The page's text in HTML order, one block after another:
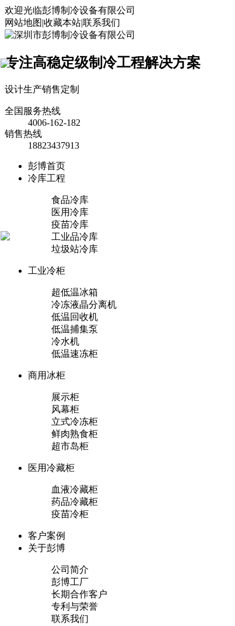
欢迎光临彭博制冷设备有限公司
网站地图|收藏本站|联系我们
专注高稳定级制冷工程解决方案
设计生产销售定制
全国服务热线
4006-162-182
销售热线
18823437913
彭博首页
冷库工程
食品冷库
医用冷库
疫苗冷库
工业品冷库
垃圾站冷库
工业冷柜
超低温冰箱
冷冻液晶分离机
低温回收机
低温捕集泵
冷水机
低温速冻柜
商用冰柜
展示柜
风幕柜
立式冷冻柜
鲜肉熟食柜
超市岛柜
医用冷藏柜
血液冷藏柜
药品冷藏柜
疫苗冷柜
客户案例
关于彭博
公司简介
彭博工厂
长期合作客户
专利与荣誉
联系我们
×